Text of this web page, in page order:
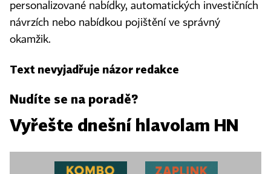
personalizované nabídky, automatických investičních
návrzích nebo nabídkou pojištění ve správný
okamžik.
Text nevyjadřuje názor redakce
Nudíte se na poradě?
Vyřešte dnešní hlavolam HN